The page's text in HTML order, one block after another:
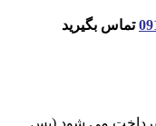
تماس بگیرید
می شود (پس